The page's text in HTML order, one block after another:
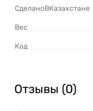
СделаноВКазахстане
Вес
Код
Отзывы (0)